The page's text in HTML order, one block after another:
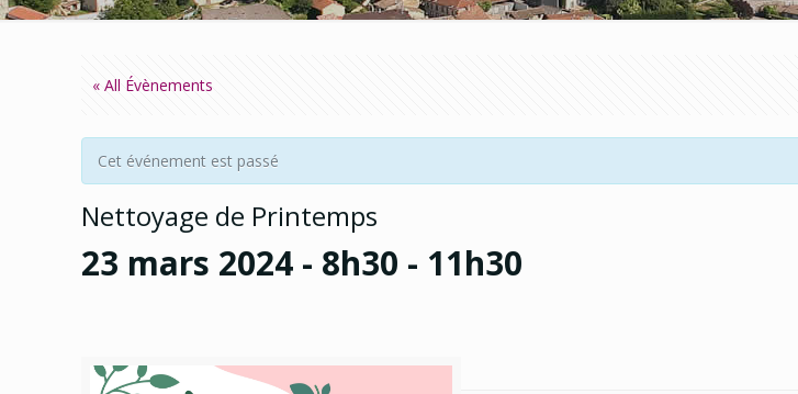
« All Évènements
Cet événement est passé
Nettoyage de Printemps
23 mars 2024 - 8h30 - 11h30